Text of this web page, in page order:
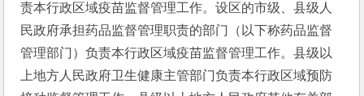
责本行政区域疫苗监督管理工作。设区的市级、县级人
民政府承担药品监督管理职责的部门（以下称药品监督
管理部门）负责本行政区域疫苗监督管理工作。县级以
上地方人民政府卫生健康主管部门负责本行政区域预防